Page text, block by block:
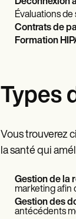
Évaluations
Contrats de
Formation
Types
Vous trouverez
la santé qui
Gestion de la
marketing afin
Gestion des
antécédents